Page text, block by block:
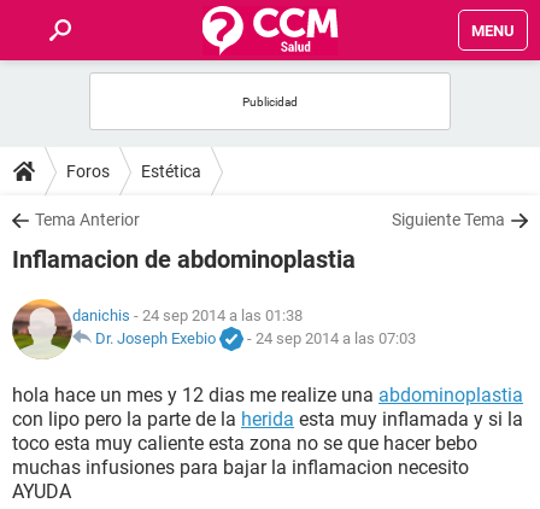
MENU
FOROS
SALUD
NUTRICIÓN
BIENESTAR
SEXUALIDAD
Foros Estética
Tema Anterior Siguiente Tema
Inflamacion de abdominoplastia
danichis - 24 sep 2014 a las 01:38
Dr. Joseph Exebio
- 24 sep 2014 a las 07:03
hola hace un mes y 12 dias me realize una abdominoplastia
con lipo pero la parte de la herida esta muy inflamada y si la
toco esta muy caliente esta zona no se que hacer bebo
muchas infusiones para bajar la inflamacion necesito
AYUDA